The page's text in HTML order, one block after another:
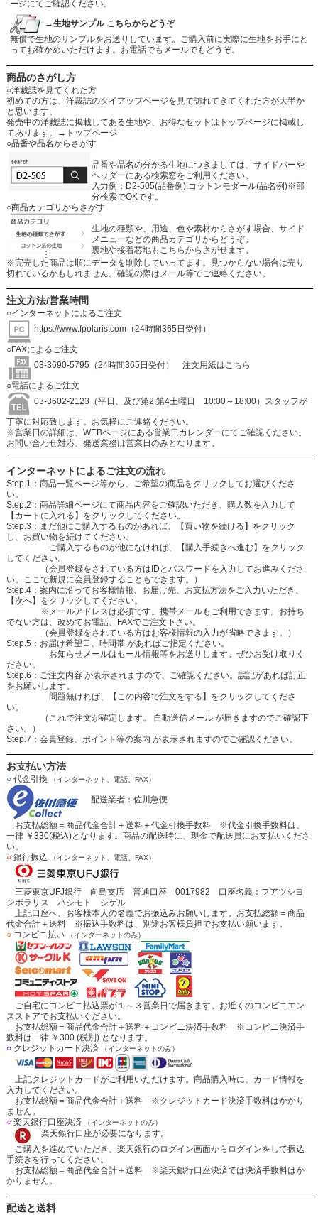
ージにてご確認ください。
→生地サンプル こちらからどうぞ
無償で生地のサンプルをお送りしています。ご購入前に実際に生地をお手にと
ってお確かめいただけます。お電話でもメールでもどうぞ。
商品のさがし方
○洋裁誌を見てくれた方
初めての方は、洋裁誌のタイアップページを見て訪れてきてくれた方が大半か
と思います。
発売中の洋裁誌に掲載してある生地や、お得なセットはトップページに掲載し
てあります。
→トップページ
○品番や品名からさがす
品番や品名の分かる生地につきましては、サイドバーや
ヘッダーにある検索窓をご利用ください。
入力例：D2-505(品番例),コットンモダール(品名例)※部
分検索でOKです。
○商品カテゴリからさがす
生地の種類や、用途、色や素材からさがす場合、サイド
メニューなどの商品カテゴリからどうぞ。
裏地や接着芯地もこちらからさがせます。
※完売した商品は順にデータを削除していってます。見つからない場合は売り
切れているかもしれません。確認の際はメール等でご連絡ください。
注文方法/営業時間
○インターネットによるご注文
https://www.fpolaris.com（24時間365日受付）
○FAXによるご注文
03-3690-5795（24時間365日受付）
注文用紙はこちら
○電話によるご注文
03-3602-2123（平日、及び第2,第4土曜日 10:00～18:00）スタッフが
丁寧に対応致します。お気軽にご連絡ください。
※営業日の詳細は、WEBページにある営業日カレンダーにてご確認ください。
お問い合わせ対応、発送業務は営業日のみとなります。
インターネットによるご注文の流れ
Step.1：商品一覧ページ等から、ご希望の商品をクリックしてお選びくださ
い。
Step.2：商品詳細ページにて商品内容をご確認いただき、購入数を入力して
【カートに入れる】をクリックしてください。
Step.3：まだ他にご購入するものがあれば、【買い物を続ける】をクリック
し、お買い物を続けてください。
ご購入するものが他になければ、【購入手続きへ進む】をクリック
してください。
（会員登録をされている方はIDとパスワードを入力してお進みくださ
い。ここで新規に会員登録することもできます。）
Step.4：案内に沿ってお客様情報、お届け先、お支払方法をご入力いただき、
【次へ】をクリックしてください。
※メールアドレスは必須です。携帯メールもご利用できます。お持ち
でない方は、改めてお電話、FAXでご注文下さい。
（会員登録をされている方はお客様情報の入力が省略できます。）
Step.5：お届け希望日、時間帯 があればご指定ください。
お知らせメールはセール情報等をお送りします。ぜひお受け取りく
ださい。
Step.6：ご注文内容 が表示されますので、ご確認ください。誤記があれば訂正
をお願いします。
問題無ければ、【この内容で注文をする】をクリックしてくださ
い。
（これで注文が確定します。 自動送信メール が届きますのでご確認下
さい。）
Step.7：会員登録、ポイント等の案内 が表示されますのでご確認ください。
お支払い方法
○代金引換 （インターネット、電話、FAX）
配送業者：佐川急便
お支払総額＝商品代金合計＋送料＋代金引換手数料 ※代金引換手数料は、
一律 ￥330(税込)となります。商品の配送時に、現金で配送員にお支払いくださ
い。
○銀行振込 （インターネット、電話、FAX）
三菱東京UFJ銀行 向島支店 普通口座 0017982 口座名義：フアツシヨ
ンポラリス ハシモト シゲル
上記口座へ、お客様本人の名義でお振込みお願いします。お支払総額＝商品
代金合計＋送料 ※振込手数料は、別途お客様負担でお支払い願います。
○コンビニ払い （インターネットのみ）
ご自宅にコンビニ払込票が１～３営業日で届きます。お近くのコンビニエン
スストアでお支払いください。
お支払総額＝商品代金合計＋送料＋コンビニ決済手数料 ※コンビニ決済手
数料は一律 ￥300 (税別) となります。
○クレジットカード決済 （インターネットのみ）
上記クレジットカードがご利用いただけます。商品購入時に、カード情報を
入力してください。
お支払総額＝商品代金合計＋送料 ※クレジットカード決済手数料はかかり
ません。
○楽天銀行口座決済 （インターネットのみ）
楽天銀行口座が必要になります。
ご購入を進めていただき、楽天銀行のログイン画面からログインをして振込
手続きを行ってください。
お支払総額＝商品代金合計＋送料 ※楽天銀行口座決済では決済手数料はか
かりません。
配送と送料